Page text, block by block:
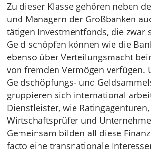
Zu dieser Klasse gehören neben
und Managern der Großbanken
tätigen Investmentfonds, die zwar
Geld schöpfen können wie die
ebenso über Verteilungsmacht
von fremden Vermögen verfügen.
Geldschöpfungs- und
gruppieren sich international
Dienstleister, wie Ratingagenturen,
Wirtschaftsprüfer und
Gemeinsam bilden all diese
facto eine transnationale